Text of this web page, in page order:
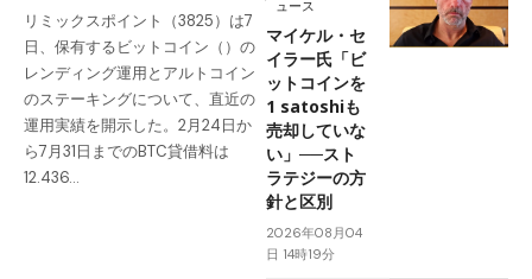
リミックスポイント（3825）は7
日、保有するビットコイン（）の
レンディング運用とアルトコイン
のステーキングについて、直近の
運用実績を開示した。2月24日か
ら7月31日までのBTC貸借料は
12.436…
ュース
マイケル・セ
イラー氏「ビ
ットコインを
1 satoshiも
売却していな
い」──スト
ラテジーの方
針と区別
2026年08月04
日 14時19分